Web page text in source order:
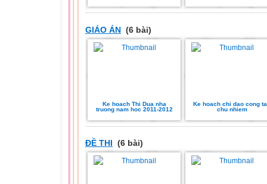
GIÁO ÁN (6 bài)
Ke hoach Thi Dua nha
truong nam hoc 2011-2012
Ke hoach chi dao cong
chu nhiem
ĐỀ THI (6 bài)